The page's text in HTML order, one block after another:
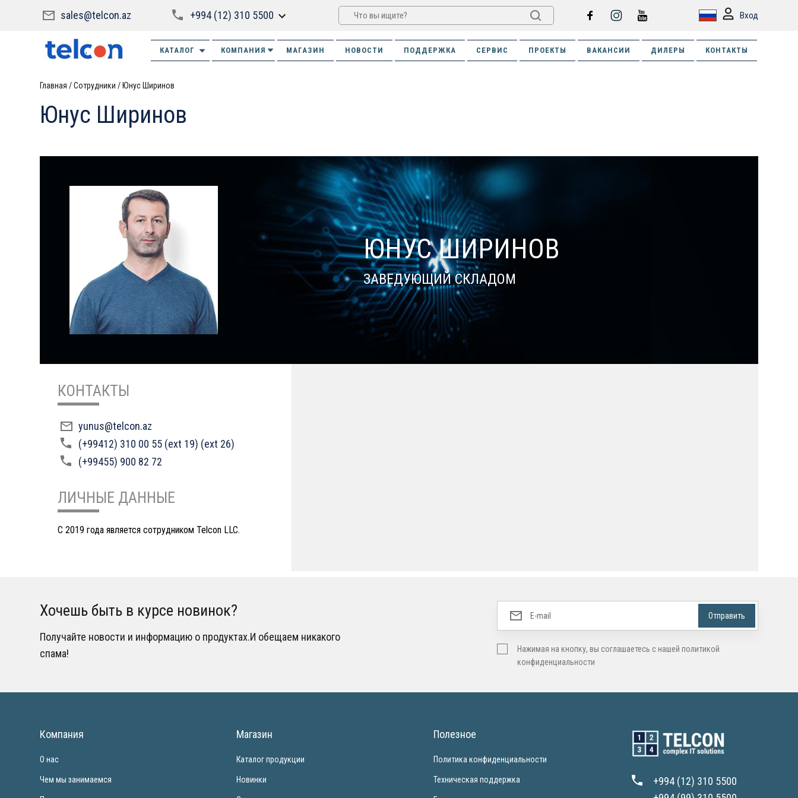
sales@telcon.az +994 (12) 310 5500 Вход
КАТАЛОГ КОМПАНИЯ МАГАЗИН НОВОСТИ ПОДДЕРЖКА СЕРВИС ПРОЕКТЫ ВАКАНСИИ ДИЛЕРЫ КОНТАКТЫ
Главная Сотрудники Юнус Ширинов
Юнус Ширинов
ЮНУС ШИРИНОВ
ЗАВЕДУЮЩИЙ СКЛАДОМ
КОНТАКТЫ
yunus@telcon.az
(+99412) 310 00 55 (ext 19) (ext 26)
(+99455) 900 82 72
ЛИЧНЫЕ ДАННЫЕ
C 2019 года является сотрудником Telcon LLC.
Хочешь быть в курсе новинок?
Получайте новости и информацию о продуктах.И обещаем никакого
спама!
Нажимая на кнопку, вы соглашаетесь с нашей политикой
конфиденциальности
Компания
О нас
Чем мы занимаемся
Магазин
Каталог продукции
Новинки
Полезное
Политика конфиденциальности
Техническая поддержка
+994 (12) 310 5500